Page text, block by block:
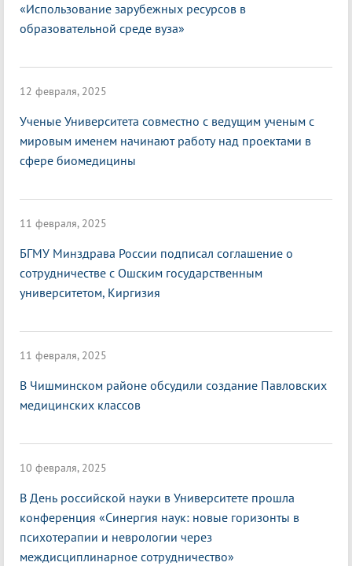
«Использование зарубежных ресурсов в
образовательной среде вуза»
12 февраля, 2025
Ученые Университета совместно с ведущим ученым с
мировым именем начинают работу над проектами в
сфере биомедицины
11 февраля, 2025
БГМУ Минздрава России подписал соглашение о
сотрудничестве с Ошским государственным
университетом, Киргизия
11 февраля, 2025
В Чишминском районе обсудили создание Павловских
медицинских классов
10 февраля, 2025
В День российской науки в Университете прошла
конференция «Синергия наук: новые горизонты в
психотерапии и неврологии через
междисциплинарное сотрудничество»